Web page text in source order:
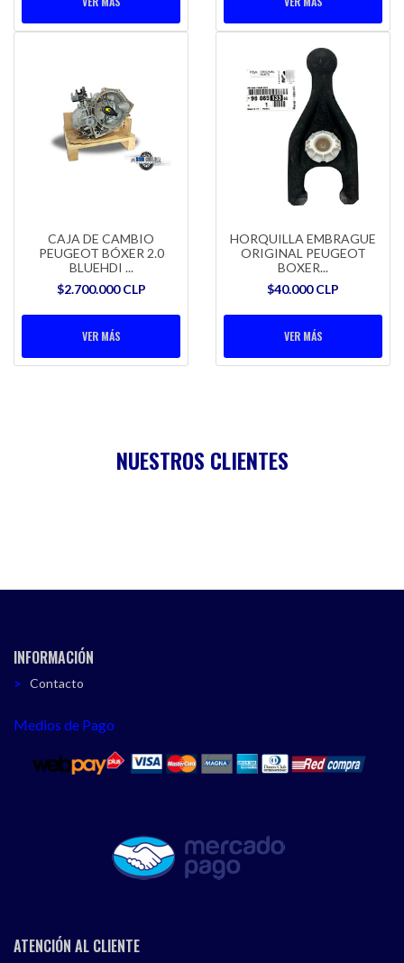
CAJA DE CAMBIO
PEUGEOT BÓXER 2.0
BLUEHDI ...
$2.700.000 CLP
VER MÁS
HORQUILLA EMBRAGUE
ORIGINAL PEUGEOT
BOXER...
$40.000 CLP
VER MÁS
NUESTROS CLIENTES
INFORMACIÓN
Contacto
Medios de Pago
ATENCIÓN AL CLIENTE